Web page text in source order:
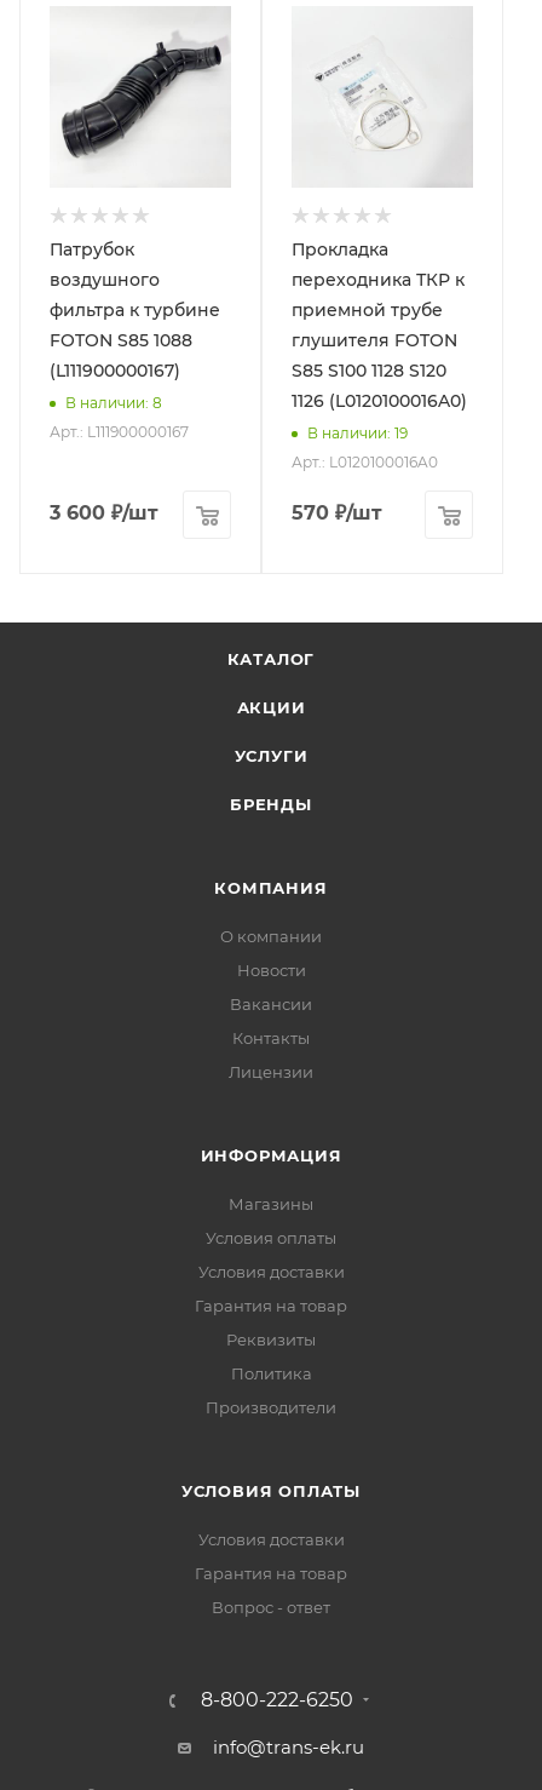
Патрубок
воздушного
фильтра к турбине
FOTON S85 1088
(L111900000167)
В наличии: 8
Арт.: L111900000167
3 600 ₽/шт
Прокладка
переходника ТКР к
приемной трубе
глушителя FOTON
S85 S100 1128 S120
1126 (L0120100016A0)
В наличии: 19
Арт.: L0120100016A0
570 ₽/шт
КАТАЛОГ
АКЦИИ
УСЛУГИ
БРЕНДЫ
КОМПАНИЯ
О компании
Новости
Вакансии
Контакты
Лицензии
ИНФОРМАЦИЯ
Магазины
Условия оплаты
Условия доставки
Гарантия на товар
Реквизиты
Политика
Производители
УСЛОВИЯ ОПЛАТЫ
Условия доставки
Гарантия на товар
Вопрос - ответ
8-800-222-6250
info@trans-ek.ru